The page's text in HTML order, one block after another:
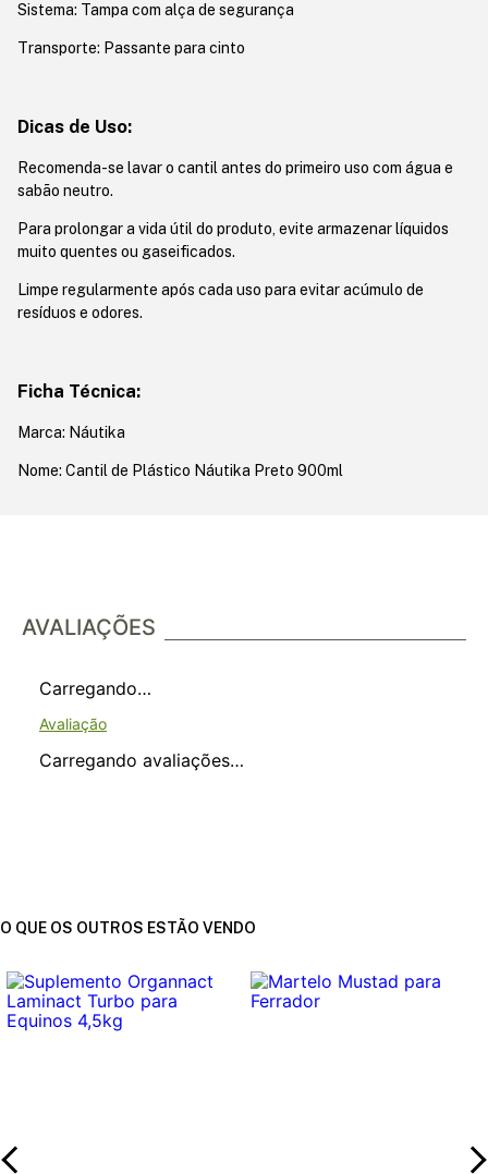
Sistema: Tampa com alça de segurança
Transporte: Passante para cinto
Dicas de Uso:
Recomenda-se lavar o cantil antes do primeiro uso com água e
sabão neutro.
Para prolongar a vida útil do produto, evite armazenar líquidos
muito quentes ou gaseificados.
Limpe regularmente após cada uso para evitar acúmulo de
resíduos e odores.
Ficha Técnica:
Marca: Náutika
Nome: Cantil de Plástico Náutika Preto 900ml
AVALIAÇÕES
Carregando…
Carregando avaliações…
O QUE OS OUTROS ESTÃO VENDO